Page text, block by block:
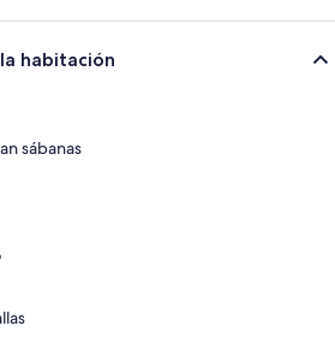
habitación
sábanas